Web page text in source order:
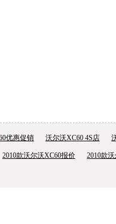
优惠促销 沃尔沃XC60 4S店
2010款沃尔沃XC60报价 2010款